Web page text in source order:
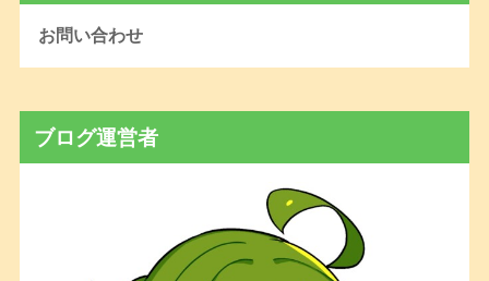
お問い合わせ
ブログ運営者